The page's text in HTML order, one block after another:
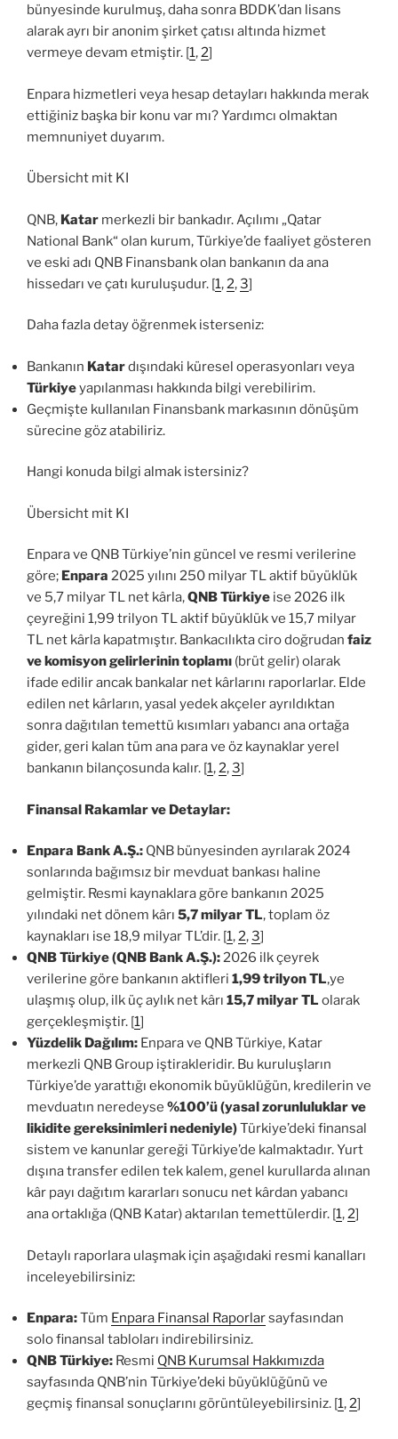
bünyesinde kurulmuş, daha sonra BDDK’dan lisans
alarak ayrı bir anonim şirket çatısı altında hizmet
vermeye devam etmiştir. [1,2]
Enpara hizmetleri veya hesap detayları hakkında merak
ettiğiniz başka bir konu var mı? Yardımcı olmaktan
memnuniyet duyarım.
Übersicht mit KI
QNB, Katar merkezli bir bankadır. Açılımı „Qatar
National Bank“ olan kurum, Türkiye’de faaliyet gösteren
ve eski adı QNB Finansbank olan bankanın da ana
hissedarı ve çatı kuruluşudur. [1, 2,3]
Daha fazla detay öğrenmek isterseniz:
Bankanın Katardışındaki küresel operasyonları veya
Türkiyeyapılanması hakkında bilgi verebilirim.
Geçmişte kullanılan Finansbank markasının dönüşüm
sürecine göz atabiliriz.
Hangi konuda bilgi almak istersiniz?
Übersicht mit KI
Enpara ve QNB Türkiye’nin güncel ve resmi verilerine
göre; Enpara 2025 yılını 250 milyar TL aktif büyüklük
ve 5,7 milyar TL net kârla,QNB Türkiye ise 2026 ilk
çeyreğini 1,99 trilyon TL aktif büyüklük ve 15,7 milyar
TL net kârla kapatmıştır. Bankacılıkta ciro doğrudan faiz
ve komisyon gelirlerinin toplamı (brüt gelir) olarak
ifade edilir ancak bankalar net kârlarını raporlarlar. Elde
edilen net kârların, yasal yedek akçeler ayrıldıktan
sonra dağıtılan temettü kısımları yabancı ana ortağa
gider, geri kalan tüm ana para ve öz kaynaklar yerel
bankanın bilançosunda kalır. [1,2,3]
Finansal Rakamlar ve Detaylar:
Enpara Bank A.Ş.: QNB bünyesinden ayrılarak 2024
sonlarında bağımsız bir mevduat bankası haline
gelmiştir. Resmi kaynaklara göre bankanın 2025
yılındaki net dönem kârı 5,7 milyar TL, toplam öz
kaynakları ise 18,9 milyar TL’dir. [1,2,3]
QNB Türkiye (QNB Bank A.Ş.):2026 ilk çeyrek
verilerine göre bankanın aktifleri 1,99 trilyon TL‚ye
ulaşmış olup, ilk üç aylık net kârı 15,7 milyar TL olarak
gerçekleşmiştir. [1]
Yüzdelik Dağılım: Enpara ve QNB Türkiye, Katar
merkezli QNB Group iştirakleridir. Bu kuruluşların
Türkiye’de yarattığı ekonomik büyüklüğün, kredilerin ve
mevduatın neredeyse %100’ü (yasal zorunluluklar ve
likidite gereksinimleri nedeniyle)Türkiye’deki finansal
sistem ve kanunlar gereği Türkiye’de kalmaktadır. Yurt
dışına transfer edilen tek kalem, genel kurullarda alınan
kâr payı dağıtım kararları sonucu net kârdan yabancı
ana ortaklığa (QNB Katar) aktarılan temettülerdir. [1,2]
Detaylı raporlara ulaşmak için aşağıdaki resmi kanalları
inceleyebilirsiniz:
Enpara:Tüm Enpara Finansal Raporlarsayfasından
solo finansal tabloları indirebilirsiniz.
QNB Türkiye: Resmi QNB Kurumsal Hakkımızda
sayfasında QNB’nin Türkiye’deki büyüklüğünü ve
geçmiş finansal sonuçlarını görüntüleyebilirsiniz. [1,2]